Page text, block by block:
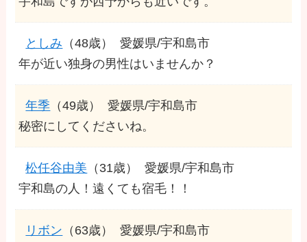
としみ （48歳）
愛媛県/宇和島市
年が近い独身の男性はいませんか？
年季 （49歳）
愛媛県/宇和島市
秘密にしてくださいね。
松任谷由美 （31歳）
愛媛県/宇和島市
宇和島の人！遠くても宿毛！！
リボン （63歳） 愛媛県/宇和島市